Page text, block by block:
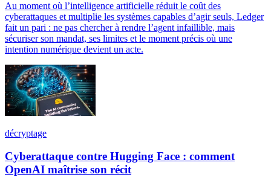
Au moment où l’intelligence artificielle réduit le coût des
cyberattaques et multiplie les systèmes capables d’agir seuls, Ledger
fait un pari : ne pas chercher à rendre l’agent infaillible, mais
sécuriser son mandat, ses limites et le moment précis où une
intention numérique devient un acte.
décryptage
Cyberattaque contre Hugging Face : comment
OpenAI maîtrise son récit